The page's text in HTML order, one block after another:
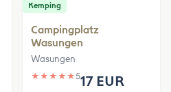
Kemping
Campingplatz
Wasungen
Wasungen
★ ★ ★ ★ ★517 EUR